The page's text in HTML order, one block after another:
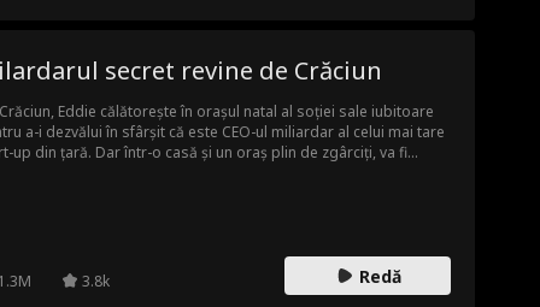
secret revine de Crăciun
Eddie călătorește în orașul natal al soției sale iubitoare
a-i dezvălui în sfârșit că este CEO-ul miliardar al celui mai tare
up din țară. Dar într-o casă și un oraș plin de zgârciți, va fi
1.3M 3.8k Redă